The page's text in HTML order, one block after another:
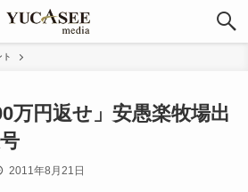
万円返せ」安愚楽牧場出
2011年8月21日